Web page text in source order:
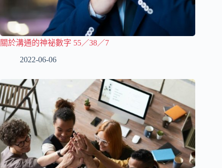
關於溝通的神祕數字 55／38／7
2022-06-06